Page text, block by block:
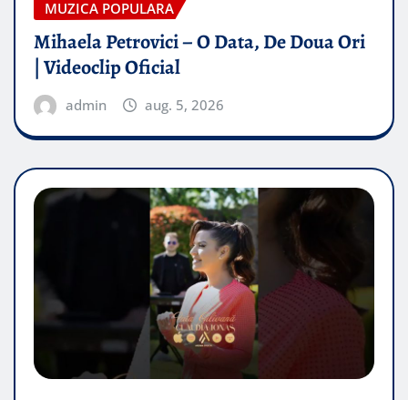
MUZICA POPULARA
Mihaela Petrovici – O Data, De Doua Ori
| Videoclip Oficial
admin aug. 5, 2026